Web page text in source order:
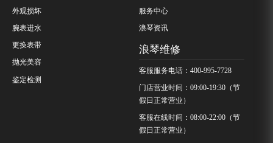
外观损坏
腕表进水
更换表带
抛光美容
鉴定检测
服务中心
浪琴资讯
浪琴维修
客服服务电话：400-995-7728
门店营业时间：09:00-19:30（节
假日正常营业）
客服在线时间：08:00-22:00（节
假日正常营业）